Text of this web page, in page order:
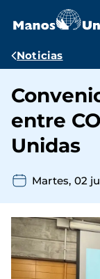
contenido
Ruta
Noticias
entre
Unidas
Martes, 02